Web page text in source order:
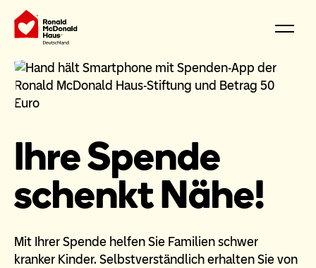
Ihre Spende
schenkt Nähe!
Mit Ihrer Spende helfen Sie Familien schwer
kranker Kinder. Selbstverständlich erhalten Sie von